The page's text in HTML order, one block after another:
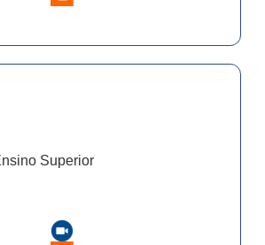
Superior